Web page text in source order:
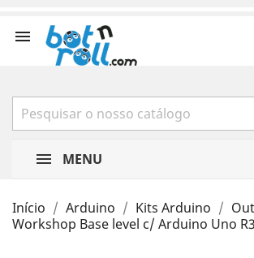

MENU
Início Arduino Kits Arduino
Workshop Base level c/ Arduino Uno R3